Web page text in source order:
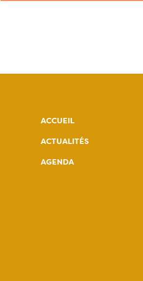
ACCUEIL
ACTUALITÉS
AGENDA